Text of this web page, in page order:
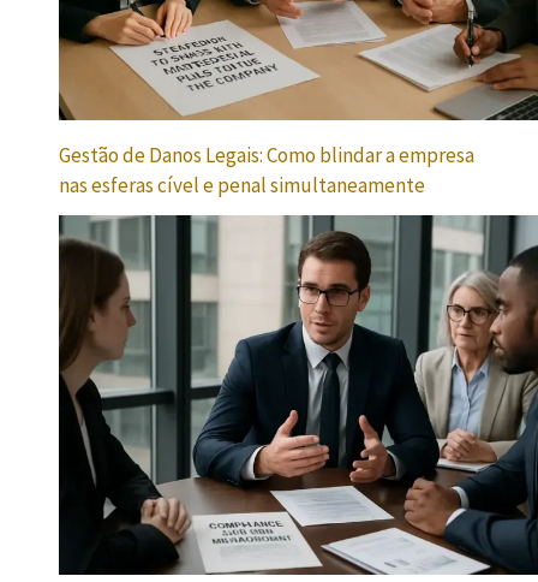
Gestão de Danos Legais: Como blindar a empresa
nas esferas cível e penal simultaneamente